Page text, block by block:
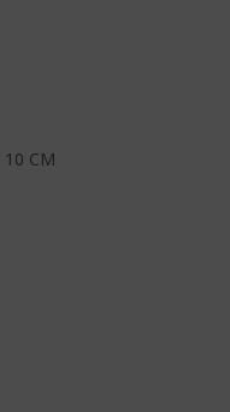
10 CM